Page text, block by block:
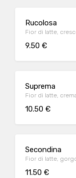
Rucolosa
Fior di latte,
9.50 €
Suprema
Fior di latte,
10.50 €
Secondina
Fior di latte,
11.50 €